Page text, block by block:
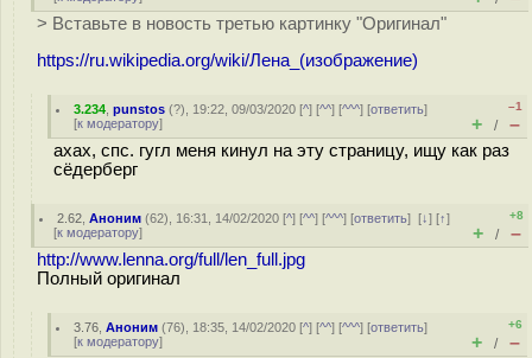
> Вставьте в новость третью картинку "Оригинал"
https://ru.wikipedia.org/wiki/Лена_(изображение)
3.234 ,punstos (?), 19:22, 09/03/2020 [^] [^^] [^^^] [ответить]
[к модератору]
–1
+ / –
ахах, спс. гугл меня кинул на эту страницу, ищу как раз
сёдерберг
2.62 ,Аноним (62), 16:31, 14/02/2020 [^] [^^] [^^^] [ответить][↓] [↑]
[к модератору]
+8
+ / –
http://www.lenna.org/full/len_full.jpg
Полный оригинал
3.76 ,Аноним (76), 18:35, 14/02/2020 [^] [^^] [^^^] [ответить]
[к модератору]
+6
+ / –